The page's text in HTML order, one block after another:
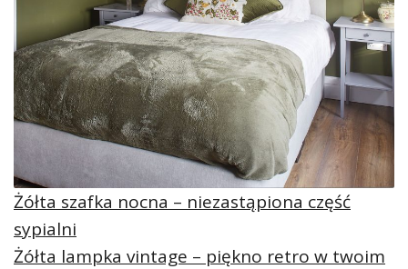
Żółta szafka nocna – niezastąpiona część
sypialni
Żółta lampka vintage – piękno retro w twoim